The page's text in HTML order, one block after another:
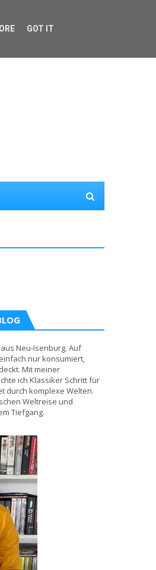
Neu-Isenburg. Auf
nur konsumiert,
Mit meiner
ich Klassiker Schritt für
durch komplexe Welten.
Weltreise und
Tiefgang.
GOT IT